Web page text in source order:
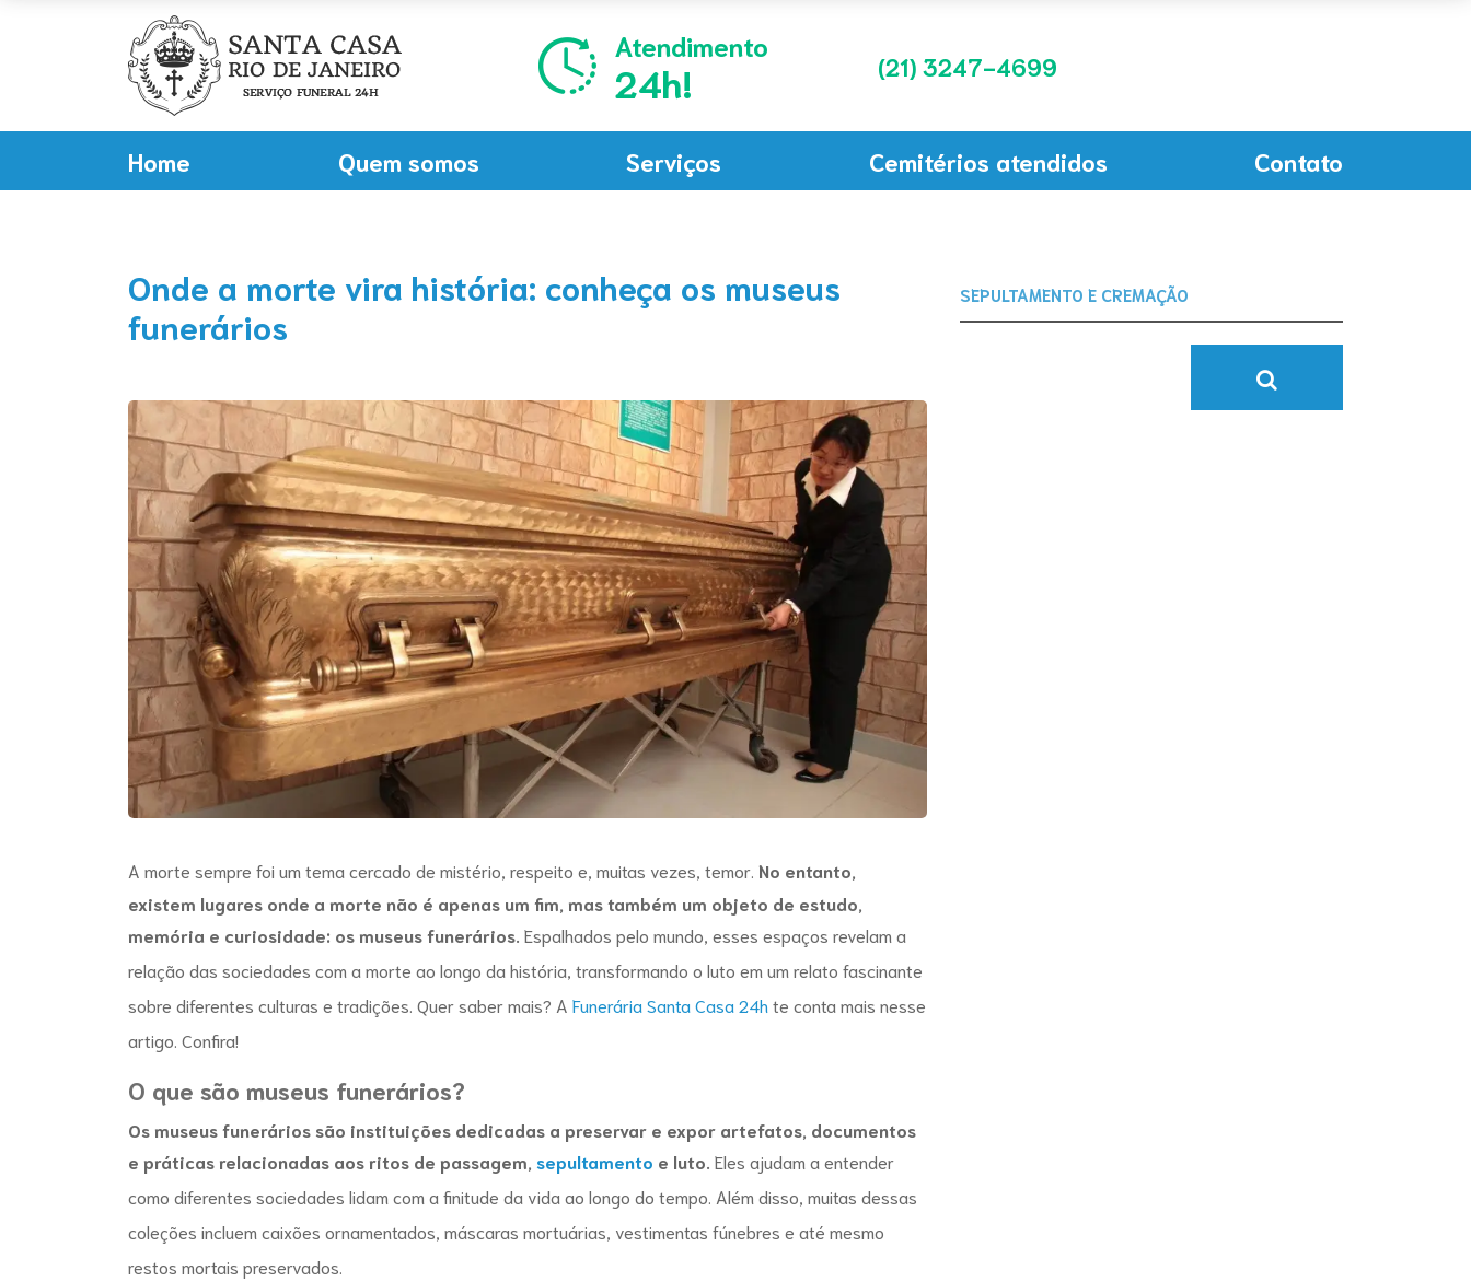
Atendimento
24h! (21) 3247-4699
Home Quem somos Serviços Cemitérios atendidos Contato
Onde a morte vira história: conheça os museus
funerários
A morte sempre foi um tema cercado de mistério, respeito e, muitas vezes, temor. No entanto,
existem lugares onde a morte não é apenas um fim, mas também um objeto de estudo,
memória e curiosidade: os museus funerários Espalhados pelo mundo, esses espaços revelam a
relação das sociedades com a morte ao longo da história, transformando o luto em um relato fascinante
sobre diferentes culturas e tradições. Quer saber mais? A Funerária Santa Casa 24h te conta mais nesse
artigo. Confira!
O que são museus funerários?
Os museus funerários são instituições dedicadas a preservar e expor artefatos, documentos
e práticas relacionadas aos ritos de passagem, sepultamento e luto. Eles ajudam a entender
como diferentes sociedades lidam com a finitude da vida ao longo do tempo. Além disso, muitas dessas
coleções incluem caixões ornamentados, máscaras mortuárias, vestimentas fúnebres e até mesmo
restos mortais preservados.